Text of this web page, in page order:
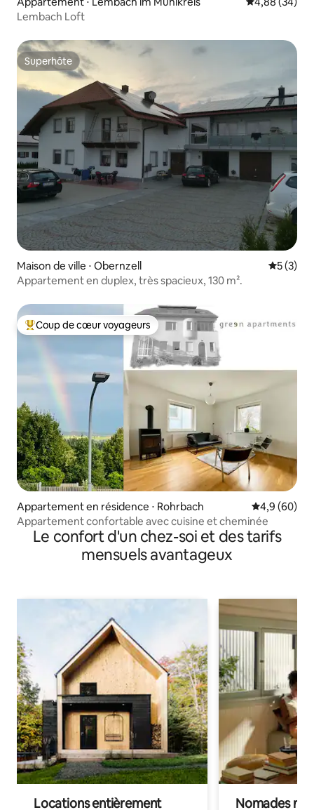
Lembach Loft
Superhôte
Superhôte
Maison de ville ⋅ Obernzell
5 (3)
Appartement en duplex, très spacieux, 130 m².
Coups de cœur voyageurs les plus appréciés
Coup de cœur voyageurs
Appartement en résidence ⋅ Rohrbach Évaluation
4,9 (60)
Appartement confortable avec cuisine et cheminée
Le confort d'un chez-soi et des tarifs
mensuels avantageux
Locations entièrement Nomades